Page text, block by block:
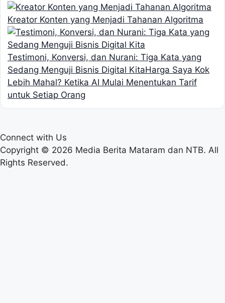
Kreator Konten yang Menjadi Tahanan Algoritma
Testimoni, Konversi, dan Nurani: Tiga Kata yang
Sedang Menguji Bisnis Digital KitaHarga Saya Kok
Lebih Mahal? Ketika AI Mulai Menentukan Tarif
untuk Setiap Orang
Connect with Us
Copyright © 2026 Media Berita Mataram dan NTB. All
Rights Reserved.